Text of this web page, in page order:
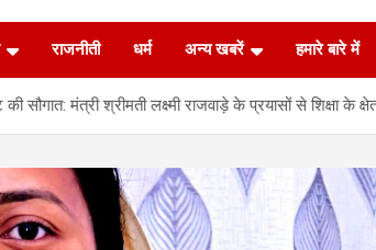
राजनीती धर्म अन्य खबरें हमारे बारे में
सौगात: मंत्री श्रीमती लक्ष्मी राजवाड़े के प्रयासों से शिक्षा के